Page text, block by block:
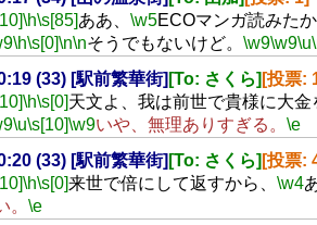
\h\s[85]ああ、 \w5ECOマンガ読みたか
\h\s[0]\n\nそうでもないけど。 \w9\w9\u
(33) [駅前繁華街] [To: さくら] [投票:
\h\s[0]天文よ、我は前世で貴様に大金
\u\s[10]\w9いや、無理ありすぎる。 \e
(33) [駅前繁華街] [To: さくら] [投票:
\h\s[0]来世で倍にして返すから、 \w4
。 \e